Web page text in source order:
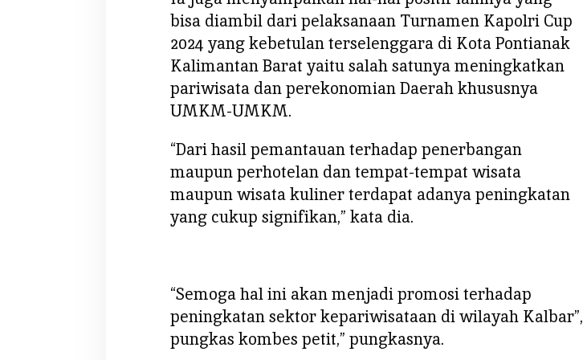
bisa diambil dari pelaksanaan Turnamen Kapolri Cup
2024 yang kebetulan terselenggara di Kota Pontianak
Kalimantan Barat yaitu salah satunya meningkatkan
pariwisata dan perekonomian Daerah khususnya
UMKM-UMKM.
“Dari hasil pemantauan terhadap penerbangan
maupun perhotelan dan tempat-tempat wisata
maupun wisata kuliner terdapat adanya peningkatan
yang cukup signifikan,” kata dia.
“Semoga hal ini akan menjadi promosi terhadap
peningkatan sektor kepariwisataan di wilayah Kalbar”,
pungkas kombes petit,” pungkasnya.